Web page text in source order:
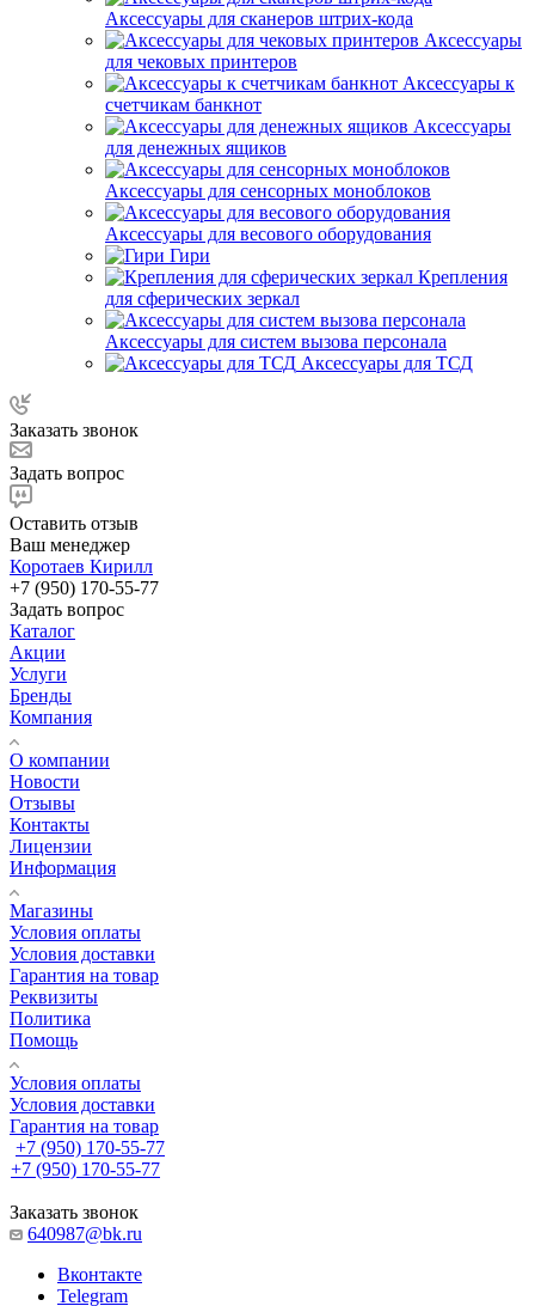
Аксессуары для сканеров штрих-кода
Аксессуары
для чековых принтеров
Аксессуары к
счетчикам банкнот
Аксессуары
для денежных ящиков
Аксессуары для сенсорных моноблоков
Аксессуары для весового оборудования
Гири
Крепления
для сферических зеркал
Аксессуары для систем вызова персонала
Аксессуары для ТСД
Заказать звонок
Задать вопрос
Оставить отзыв
Ваш менеджер
Коротаев Кирилл
+7 (950) 170-55-77
Задать вопрос
Каталог
Акции
Услуги
Бренды
Компания
О компании
Новости
Отзывы
Контакты
Лицензии
Информация
Магазины
Условия оплаты
Условия доставки
Гарантия на товар
Реквизиты
Политика
Помощь
Условия оплаты
Условия доставки
Гарантия на товар
+7 (950) 170-55-77
+7 (950) 170-55-77
Заказать звонок
640987@bk.ru
Вконтакте
Telegram